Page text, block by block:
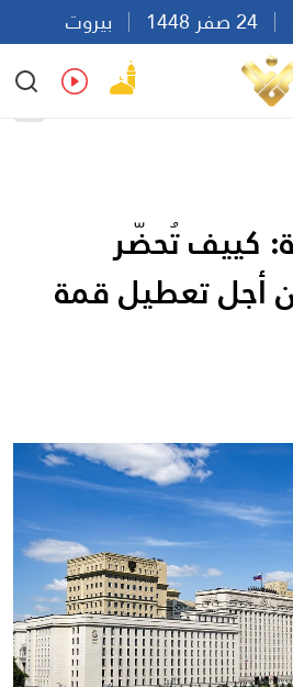
بيروت
Ar
كييف تُحضّر
أجل تعطيل قمة